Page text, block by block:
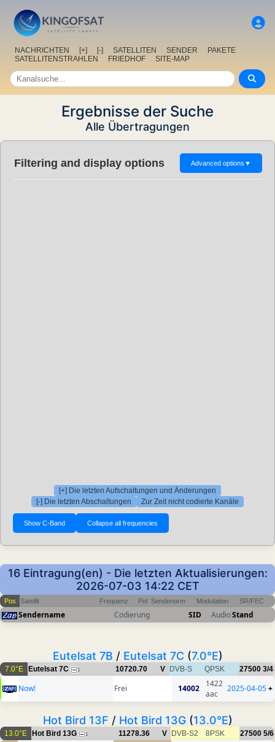
NACHRICHTEN [+] [-] SATELLITEN SENDER
PAKETE
SATELLITENSTRAHLEN
FRIEDHOF SITE-MAP
Ergebnisse der Suche
Alle Übertragungen
Filtering and display options Advanced options ▼
[+] Die letzten Aufschaltungen und Änderungen
[-] Die letzten Abschaltungen
Zur Zeit nicht codierte Kanäle
16 Eintragung(en) - Die letzten Aktualisierungen:
2026-07-03 14:22 CET
Pos Satellit Frequenz Pol Sendenorm Modulation SR/FEC
Sendername Codierung SID AudioStand
Eutelsat 7B / Eutelsat 7C (7.0°E)
7.0°E Eutelsat 7C 1 10720.70 V DVB-S QPSK 27500 3/4
Now! Frei 14002
1422
aac
2025-04-05+
Hot Bird 13F / Hot Bird 13G(13.0°E)
13.0°E Hot Bird 13G 1 11278.36 V DVB-S2 8PSK 27500 5/6